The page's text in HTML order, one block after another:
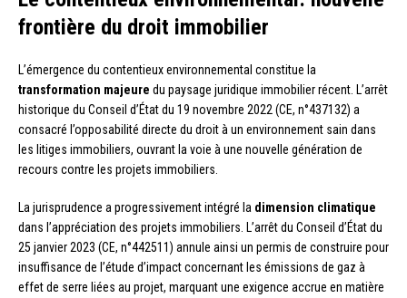
frontière du droit immobilier
L’émergence du contentieux environnemental constitue la
transformation majeure du paysage juridique immobilier récent. L’arrêt
historique du Conseil d’État du 19 novembre 2022 (CE, n°437132) a
consacré l’opposabilité directe du droit à un environnement sain dans
les litiges immobiliers, ouvrant la voie à une nouvelle génération de
recours contre les projets immobiliers.
La jurisprudence a progressivement intégré la dimension climatique
dans l’appréciation des projets immobiliers. L’arrêt du Conseil d’État du
25 janvier 2023 (CE, n°442511) annule ainsi un permis de construire pour
insuffisance de l’étude d’impact concernant les émissions de gaz à
effet de serre liées au projet, marquant une exigence accrue en matière